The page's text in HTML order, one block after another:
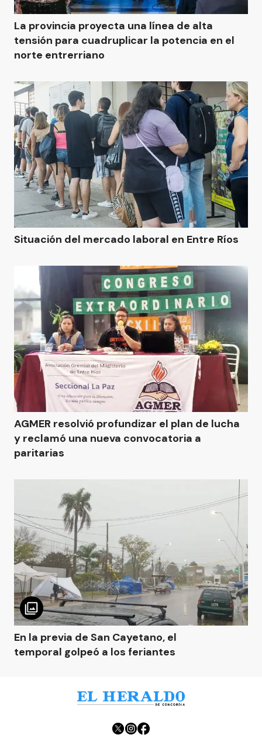
La provincia proyecta una línea de alta
tensión para cuadruplicar la potencia en el
norte entrerriano
Situación del mercado laboral en Entre Ríos
AGMER resolvió profundizar el plan de lucha
y reclamó una nueva convocatoria a
paritarias
En la previa de San Cayetano, el
temporal golpeó a los feriantes